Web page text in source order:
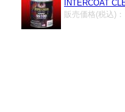
INTERCOAT
販売価格(税込)：